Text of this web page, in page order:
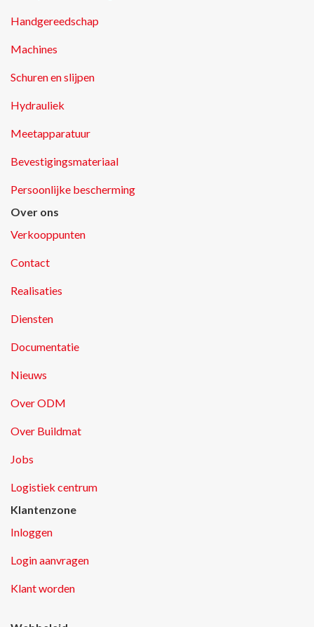
Handgereedschap
Machines
Schuren en slijpen
Hydrauliek
Meetapparatuur
Bevestigingsmateriaal
Persoonlijke bescherming
Over ons
Verkooppunten
Contact
Realisaties
Diensten
Documentatie
Nieuws
Over ODM
Over Buildmat
Jobs
Logistiek centrum
Klantenzone
Inloggen
Login aanvragen
Klant worden